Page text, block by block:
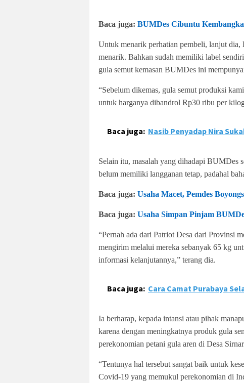
Baca juga: BUMDes Cibuntu
Untuk menarik perhatian pembeli, lanjut dia,
menarik. Bahkan sudah memiliki label
gula semut kemasan BUMDes ini
“Sebelum dikemas, gula semut produksi
untuk harganya dibandrol Rp30 ribu per
Baca juga: Nasib Penyadap Nira
Selain itu, masalah yang dihadapi BUMDes
belum memiliki langganan tetap, padahal
Baca juga: Usaha Macet, Pemdes
Baca juga: Usaha Simpan Pinjam
“Pernah ada dari Patriot Desa dari Provinsi
mengirim melalui mereka sebanyak 65 kg
informasi kelanjutannya,” terang dia.
Baca juga: Cara Camat Purabaya
Ia berharap, kepada intansi atau pihak
karena dengan meningkatnya produk gula
perekonomian petani gula aren di Desa
“Tentunya hal tersebut sangat baik untuk
Covid-19 yang memukul perekonomian di